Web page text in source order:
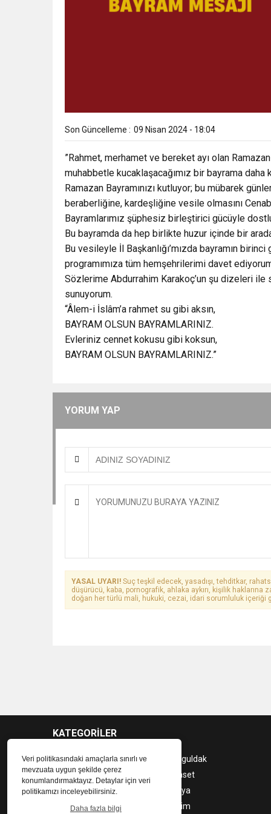
Veri politikasındaki amaçlarla sınırlı ve
mevzuata uygun şekilde çerez
konumlandırmaktayız. Detaylar için veri
politikamızı inceleyebilirsiniz.
Daha fazla bilgi
11:03 ZGC’DEN KIZILAY’A
ZONGULDAK VALİ
Son Güncelleme : 09 Nisan 2024 - 18:04
”Rahmet, merhamet ve bereket ayı olan
muhabbetle kucaklaşacağımız bir bayrama daha
Ramazan Bayramınızı kutluyor; bu mübarek
beraberliğine, kardeşliğine vesile olmasını
Bayramlarımız şüphesiz birleştirici gücüyle
Bu bayramda da hep birlikte huzur içinde bir
Bu vesileyle İl Başkanlığı’mızda bayramın
programımıza tüm hemşehrilerimi davet
Sözlerime Abdurrahim Karakoç’un şu dizeleri ile
sunuyorum.
“Âlem-i İslâm’a rahmet su gibi aksın,
BAYRAM OLSUN BAYRAMLARINIZ.
Evleriniz cennet kokusu gibi koksun,
BAYRAM OLSUN BAYRAMLARINIZ.”
YORUM YAP
YASAL UYARI! Suç teşkil edecek, yasadışı, tehditkar,
düşürücü, kaba, pornografik, ahlaka aykırı, kişilik
doğan her türlü mali, hukuki, cezai, idari sorumluluk içeriği
KATEGORİLER
Son Dakika
Zonguldak
Güncel Haber
Siyaset
Spor
Dünya
Ekonomi
Eğitim